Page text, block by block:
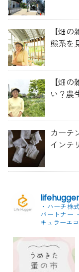
【畑
態系を
【畑
い？農
カーテ
インテ
・ハーチ株
パートナー
キュラーエ